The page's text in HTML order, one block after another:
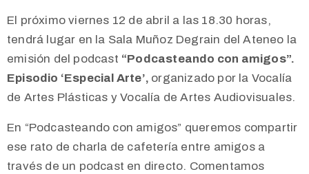
El próximo viernes 12 de abril a las 18.30 horas,
tendrá lugar en la Sala Muñoz Degrain del Ateneo la
emisión del podcast “Podcasteando con amigos”.
Episodio ‘Especial Arte’, organizado por la Vocalía
de Artes Plásticas y Vocalía de Artes Audiovisuales.
En “Podcasteando con amigos” queremos compartir
ese rato de charla de cafetería entre amigos a
través de un podcast en directo. Comentamos